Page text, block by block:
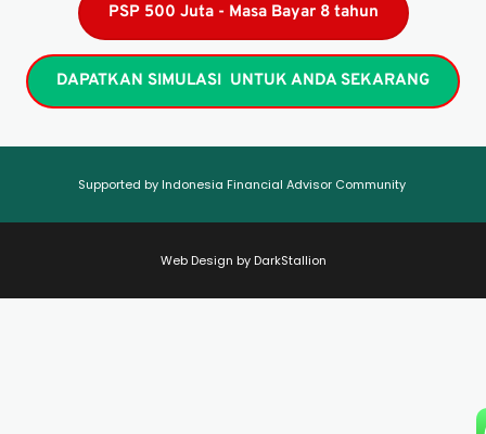
PSP 500 Juta - Masa Bayar 8 tahun
DAPATKAN SIMULASI UNTUK ANDA SEKARANG
Supported by Indonesia Financial Advisor Community
Web Design by DarkStallion